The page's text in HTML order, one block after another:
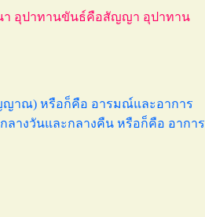
า อุปาทานขันธ์คือสัญญา อุปาทาน
ญาณ) หรือก็คือ อารมณ์และอาการ
ลางวันและกลางคืน หรือก็คือ อาการ